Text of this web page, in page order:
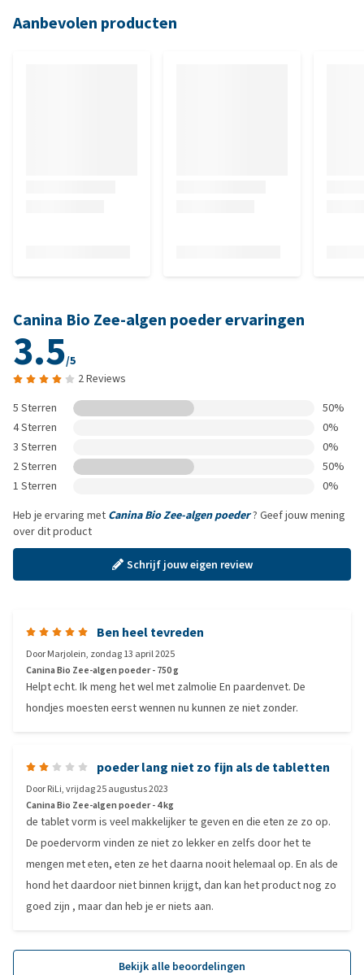
Aanbevolen producten
Canina Bio Zee-algen poeder ervaringen
3.5/5
2 Reviews
5 Sterren
50%
4 Sterren
0%
3 Sterren
0%
2 Sterren
50%
1 Sterren
0%
Heb je ervaring met Canina Bio Zee-algen poeder? Geef jouw mening
over dit product
Schrijf jouw eigen review
Ben heel tevreden
DoorMarjolein, zondag 13 april 2025
Canina Bio Zee-algen poeder - 750 g
Helpt echt. Ik meng het wel met zalmolie En paardenvet. De
hondjes moesten eerst wennen nu kunnen ze niet zonder.
poeder lang niet zo fijn als de tabletten
DoorRiLi,vrijdag 25 augustus 2023
Canina Bio Zee-algen poeder - 4 kg
de tablet vorm is veel makkelijker te geven en die eten ze zo op.
De poedervorm vinden ze niet zo lekker en zelfs door het te
mengen met eten, eten ze het daarna nooit helemaal op. En als de
hond het daardoor niet binnen krijgt, dan kan het product nog zo
goed zijn , maar dan heb je er niets aan.
Bekijk alle beoordelingen